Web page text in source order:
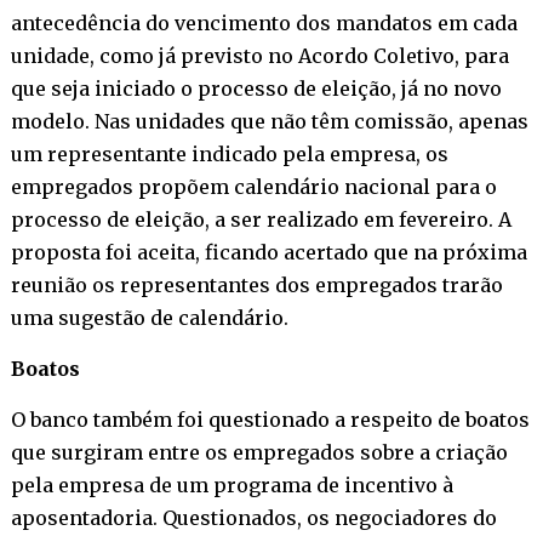
antecedência do vencimento dos mandatos em cada
unidade, como já previsto no Acordo Coletivo, para
que seja iniciado o processo de eleição, já no novo
modelo. Nas unidades que não têm comissão, apenas
um representante indicado pela empresa, os
empregados propõem calendário nacional para o
processo de eleição, a ser realizado em fevereiro. A
proposta foi aceita, ficando acertado que na próxima
reunião os representantes dos empregados trarão
uma sugestão de calendário.
Boatos
O banco também foi questionado a respeito de boatos
que surgiram entre os empregados sobre a criação
pela empresa de um programa de incentivo à
aposentadoria. Questionados, os negociadores do